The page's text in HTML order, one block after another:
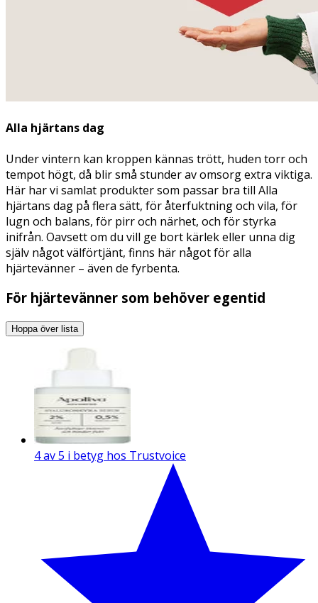
Alla hjärtans dag
Under vintern kan kroppen kännas trött, huden torr och
tempot högt, då blir små stunder av omsorg extra viktiga.
Här har vi samlat produkter som passar bra till Alla
hjärtans dag på flera sätt, för återfuktning och vila, för
lugn och balans, för pirr och närhet, och för styrka
inifrån. Oavsett om du vill ge bort kärlek eller unna dig
själv något välförtjänt, finns här något för alla
hjärtevänner – även de fyrbenta.
För hjärtevänner som behöver egentid
Hoppa över lista
4 av 5 i betyg hos Trustvoice